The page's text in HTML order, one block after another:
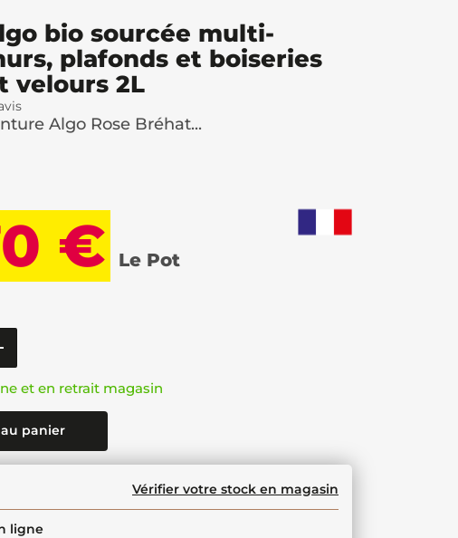
bio sourcée multi-
plafonds et boiseries
velours 2L
Algo Rose Bréhat...
€ Le Pot
et en retrait magasin
panier
Vérifier votre stock en magasin
ligne